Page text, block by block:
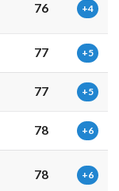
76 +4
77 +5
77 +5
78 +6
78 +6